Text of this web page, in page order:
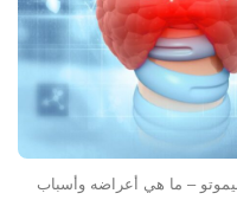
– ما هي أعراضه وأسباب